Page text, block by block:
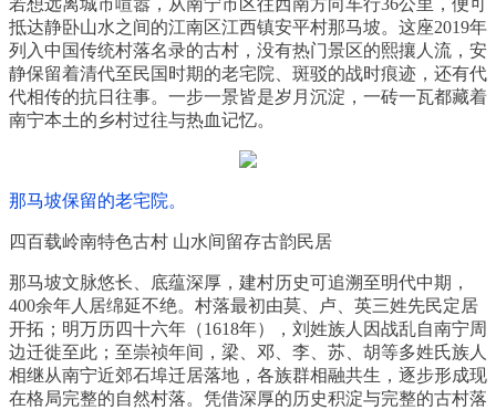
抵达静卧山水之间的江南区江西镇安平村那马坡。这座2019年
列入中国传统村落名录的古村，没有热门景区的熙攘人流，安
静保留着清代至民国时期的老宅院、斑驳的战时痕迹，还有代
代相传的抗日往事。一步一景皆是岁月沉淀，一砖一瓦都藏着
南宁本土的乡村过往与热血记忆。
那马坡保留的老宅院。
四百载岭南特色古村 山水间留存古韵民居
那马坡文脉悠长、底蕴深厚，建村历史可追溯至明代中期，
400余年人居绵延不绝。村落最初由莫、卢、英三姓先民定居
开拓；明万历四十六年（1618年），刘姓族人因战乱自南宁周
边迁徙至此；至崇祯年间，梁、邓、李、苏、胡等多姓氏族人
相继从南宁近郊石埠迁居落地，各族群相融共生，逐步形成现
在格局完整的自然村落。凭借深厚的历史积淀与完整的古村落